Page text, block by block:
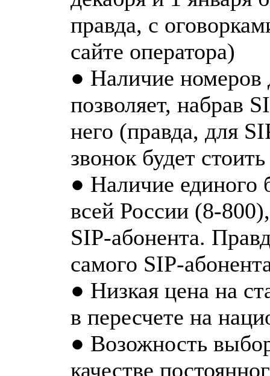
правда, с
сайте оператора)
● Наличие номеров
позволяет, набрав
него (правда, для
звонок будет
● Наличие единого
всей России (8-
SIP-абонента.
самого SIP-
● Низкая цена на
в пересчете на
● Возожность
качестве